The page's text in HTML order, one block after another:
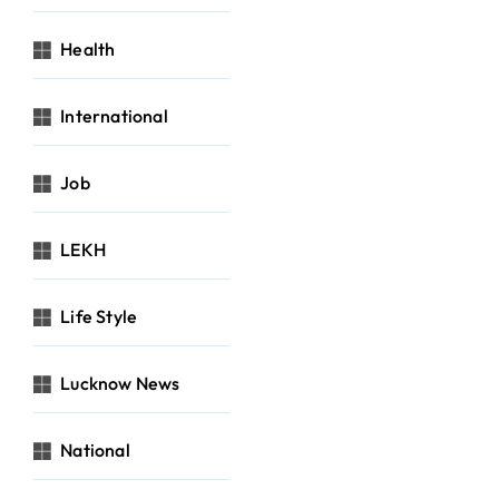
Health
International
Job
LEKH
Life Style
Lucknow News
National